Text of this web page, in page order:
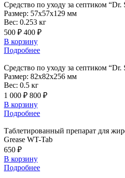
Средство по уходу за септиком “Dr.
Размер: 57x57x129 мм
Вес: 0.253 кг
500 ₽ 400 ₽
В корзину
Подробнее
Средство по уходу за септиком “Dr.
Размер: 82x82x256 мм
Вес: 0.5 кг
1 000 ₽ 800 ₽
В корзину
Подробнее
Таблетированный препарат для
Grease WT-Tab
650 ₽
В корзину
Подробнее